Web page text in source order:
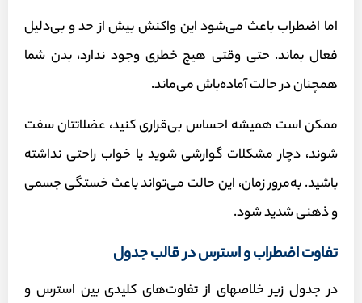
اما اضطراب باعث می‌شود این واکنش بیش از حد و بی‌دلیل
فعال بماند. حتی وقتی هیچ خطری وجود ندارد، بدن شما
همچنان در حالت آماده‌باش می‌ماند.
ممکن است همیشه احساس بی‌قراری کنید، عضلاتتان سفت
شوند، دچار مشکلات گوارشی شوید یا خواب راحتی نداشته
باشید. به‌مرور زمان، این حالت می‌تواند باعث خستگی جسمی
و ذهنی شدید شود.
تفاوت اضطراب و استرس در قالب جدول
در جدول زیر خلاصه‎ای از تفاوت‌های کلیدی بین استرس و